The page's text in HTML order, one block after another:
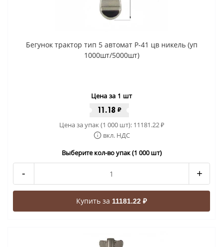
Бегунок трактор тип 5 автомат P-41 цв никель (уп
1000шт/5000шт)
Цена за 1 шт
11.18 ₽
Цена за упак (1 000 шт): 11181.22₽
вкл. НДС
Выберите кол-во упак (1 000 шт)
- +
Купить за 11181.22 ₽